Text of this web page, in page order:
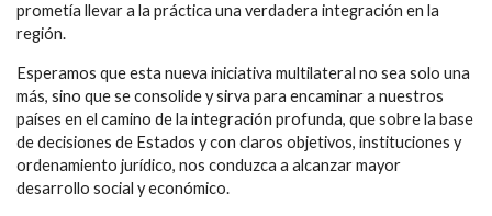
prometía llevar a la práctica una verdadera integración en la
región.
Esperamos que esta nueva iniciativa multilateral no sea solo una
más, sino que se consolide y sirva para encaminar a nuestros
países en el camino de la integración profunda, que sobre la base
de decisiones de Estados y con claros objetivos, instituciones y
ordenamiento jurídico, nos conduzca a alcanzar mayor
desarrollo social y económico.